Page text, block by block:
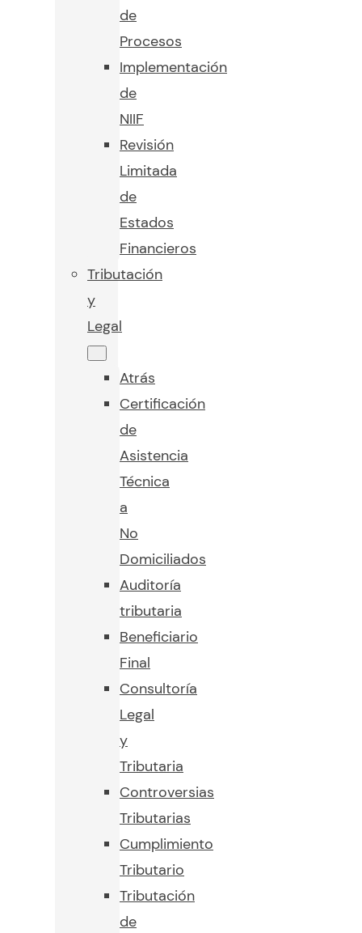
de
Procesos
Implementación
de
NIIF
Revisión
Limitada
de
Estados
Financieros
Tributación
y
Legal
Atrás
Certificación
de
Asistencia
Técnica
a
No
Domiciliados
Auditoría
tributaria
Beneficiario
Final
Consultoría
Legal
y
Tributaria
Controversias
Tributarias
Cumplimiento
Tributario
Tributación
de